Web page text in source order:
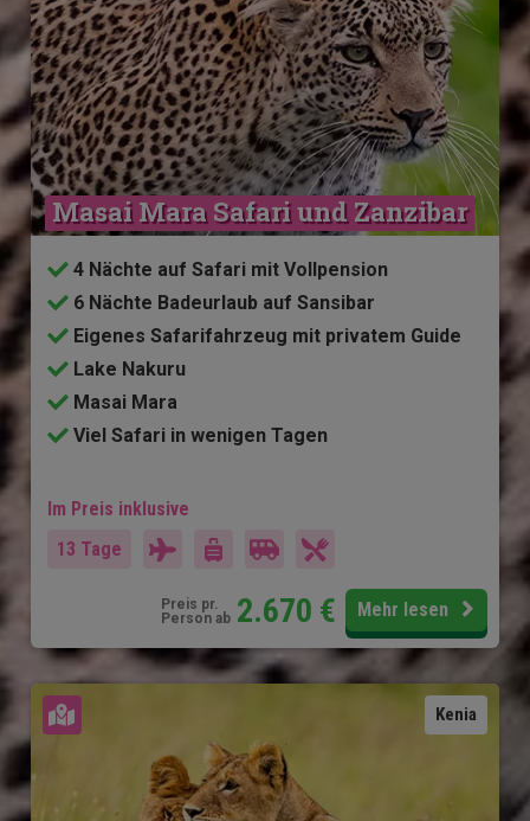
Masai Mara Safari und Zanzibar
4 Nächte auf Safari mit Vollpension
6 Nächte Badeurlaub auf Sansibar
Eigenes Safarifahrzeug mit privatem Guide
Lake Nakuru
Masai Mara
Viel Safari in wenigen Tagen
Im Preis inklusive
13 Tage
Preis pr.
Person ab 2.670 € Mehr lesen
Kenia